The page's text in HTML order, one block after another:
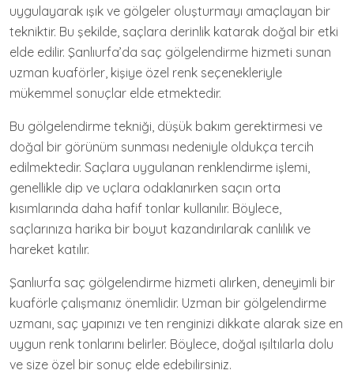
uygulayarak ışık ve gölgeler oluşturmayı amaçlayan bir
tekniktir. Bu şekilde, saçlara derinlik katarak doğal bir etki
elde edilir. Şanlıurfa’da saç gölgelendirme hizmeti sunan
uzman kuaförler, kişiye özel renk seçenekleriyle
mükemmel sonuçlar elde etmektedir.
Bu gölgelendirme tekniği, düşük bakım gerektirmesi ve
doğal bir görünüm sunması nedeniyle oldukça tercih
edilmektedir. Saçlara uygulanan renklendirme işlemi,
genellikle dip ve uçlara odaklanırken saçın orta
kısımlarında daha hafif tonlar kullanılır. Böylece,
saçlarınıza harika bir boyut kazandırılarak canlılık ve
hareket katılır.
Şanlıurfa saç gölgelendirme hizmeti alırken, deneyimli bir
kuaförle çalışmanız önemlidir. Uzman bir gölgelendirme
uzmanı, saç yapınızı ve ten renginizi dikkate alarak size en
uygun renk tonlarını belirler. Böylece, doğal ışıltılarla dolu
ve size özel bir sonuç elde edebilirsiniz.